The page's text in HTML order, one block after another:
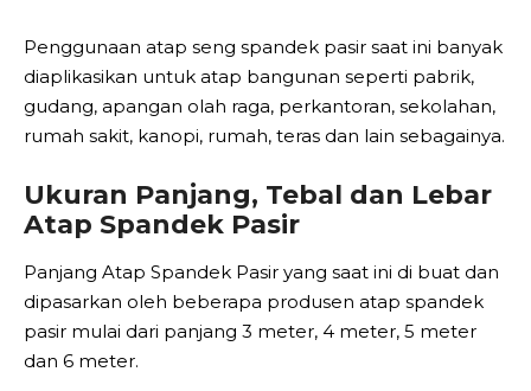
Penggunaan atap seng spandek pasir saat ini banyak
diaplikasikan untuk atap bangunan seperti pabrik,
gudang, apangan olah raga, perkantoran, sekolahan,
rumah sakit, kanopi, rumah, teras dan lain sebagainya.
Ukuran Panjang, Tebal dan Lebar
Atap Spandek Pasir
Panjang Atap Spandek Pasir yang saat ini di buat dan
dipasarkan oleh beberapa produsen atap spandek
pasir mulai dari panjang 3 meter, 4 meter, 5 meter
dan 6 meter.